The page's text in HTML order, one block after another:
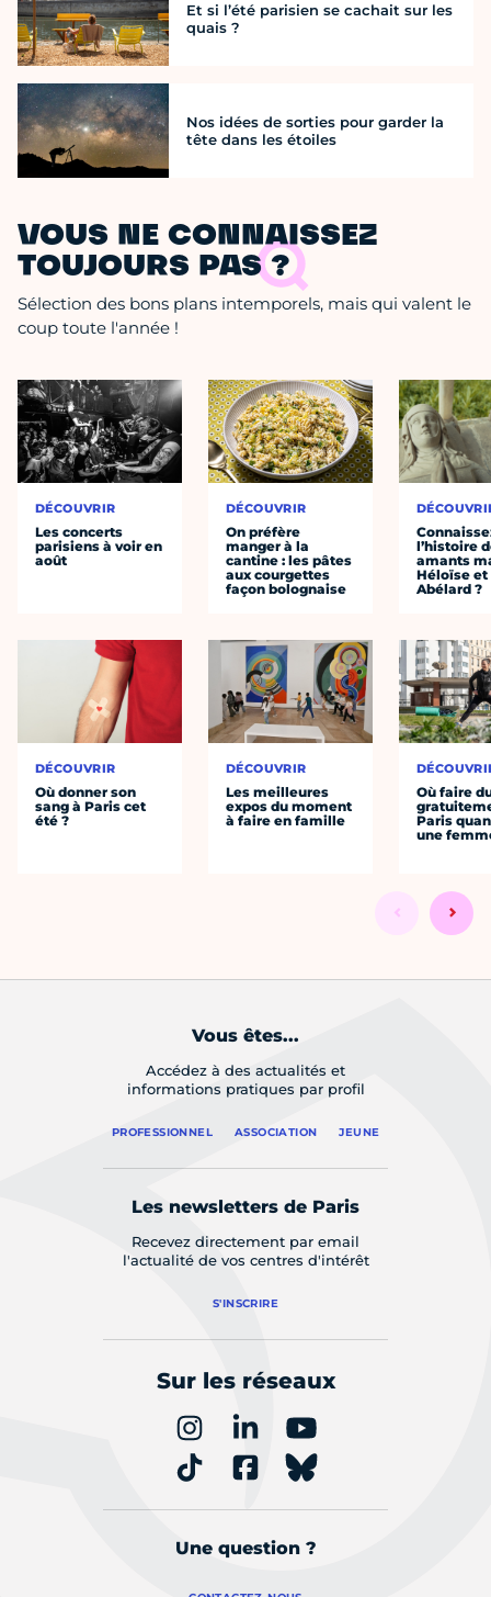
Et si l’été parisien se cachait sur les
quais ?
Nos idées de sorties pour garder la
tête dans les étoiles
VOUS NE CONNAISSEZ
TOUJOURS PAS ?
Sélection des bons plans intemporels, mais qui valent le
coup toute l'année !
DÉCOUVRIR
Les concerts
parisiens à voir en
août
DÉCOUVRIR
Où donner son
sang à Paris cet
été ?
DÉCOUVRIR
On préfère
manger à la
cantine : les pâtes
aux courgettes
façon bolognaise
DÉCOUVRIR
Les meilleures
expos du moment
à faire en famille
l’histoire
amants
Héloïse et
Abélard ?
Où faire
Paris
une
Vous êtes...
Accédez à des actualités et
informations pratiques par profil
PROFESSIONNEL ASSOCIATION JEUNE
Les newsletters de Paris
Recevez directement par email
l'actualité de vos centres d'intérêt
S'INSCRIRE
Sur les réseaux
Une question ?